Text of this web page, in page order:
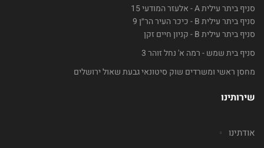
סניף ביתר עילית A - אלעזר המודעי 15
סניף ביתר עילית B - כיכר העיר הר״ן 9
סניף ביתר עילית B - קניון חיים זקן
סניף בית שמש - רמה א' נחל זוהר 3
מחסן ראשי ומשרדים שוק סיטונאי גבעת שאול ירושלים
שירותינו
אודתינו